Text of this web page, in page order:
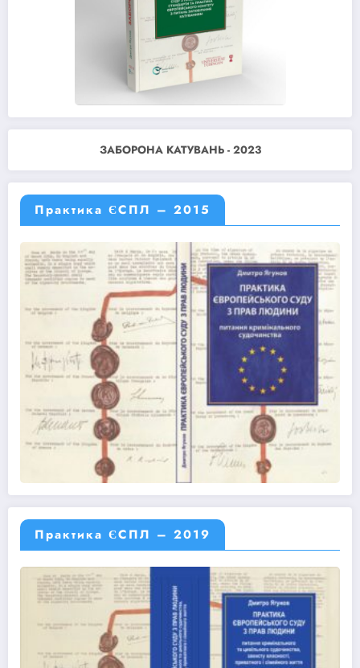
ЗАБОРОНА КАТУВАНЬ - 2023
Практика ЄСПЛ – 2015
Практика ЄСПЛ – 2019